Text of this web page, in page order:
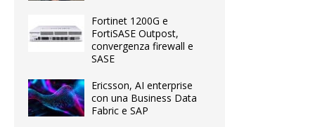
Fortinet 1200G e
FortiSASE Outpost,
convergenza firewall e
SASE
Ericsson, AI enterprise
con una Business Data
Fabric e SAP